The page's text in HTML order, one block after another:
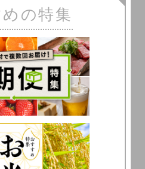
の特集